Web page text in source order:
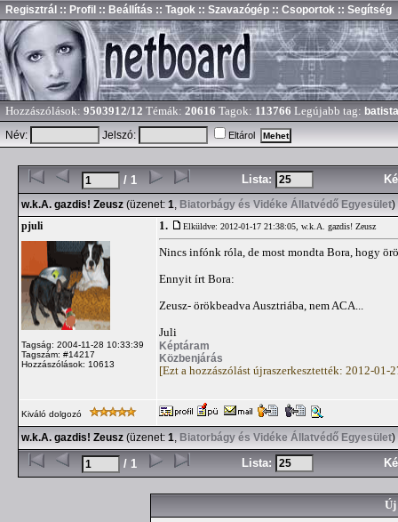
Regisztrál :: Profil :: Beállítás :: Tagok :: Szavazógép :: Csoportok :: Segítség
Hozzászólások: 9503912/12 Témák: 20616 Tagok: 113766 Legújabb tag: batista
Név:
Jelszó: Eltárol
/ 1 Lista:
w.k.A. gazdis! Zeusz (üzenet: 1, Biatorbágy és Vidéke Állatvédő Egyesület)
pjuli
Tagság: 2004-11-28 10:33:39
Tagszám: #14217
Hozzászólások: 10613
1. Elküldve: 2012-01-17 21:38:05, w.k.A. gazdis! Zeusz
Nincs infónk róla, de most mondta Bora, hogy
Ennyit írt Bora:
Zeusz- örökbeadva Ausztriába, nem ACA...
Juli
Képtáram
Közbenjárás
[Ezt a hozzászólást újraszerkesztették: 2012-01-
Kiváló dolgozó
w.k.A. gazdis! Zeusz (üzenet: 1, Biatorbágy és Vidéke Állatvédő Egyesület)
/ 1 Lista:
Új